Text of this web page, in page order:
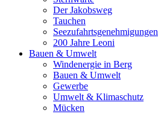
Der Jakobsweg
Tauchen
Seezufahrtsgenehmigungen
200 Jahre Leoni
Bauen & Umwelt
Windenergie in Berg
Bauen & Umwelt
Gewerbe
Umwelt & Klimaschutz
Mücken